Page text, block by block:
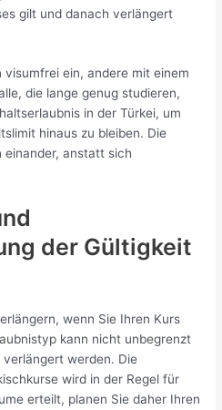
gilt und danach verlängert
ein, andere mit einem
die lange genug studieren,
in der Türkei, um
hinaus zu bleiben. Die
einander, anstatt sich
der Gültigkeit
wenn Sie Ihren Kurs
kann nicht unbegrenzt
werden. Die
wird in der Regel für
erteilt, planen Sie daher Ihren